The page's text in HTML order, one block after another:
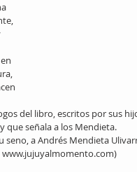
del libro, escritos por sus
que señala a los Mendieta.
seno, a Andrés Mendieta
www.jujuyalmomento.com)